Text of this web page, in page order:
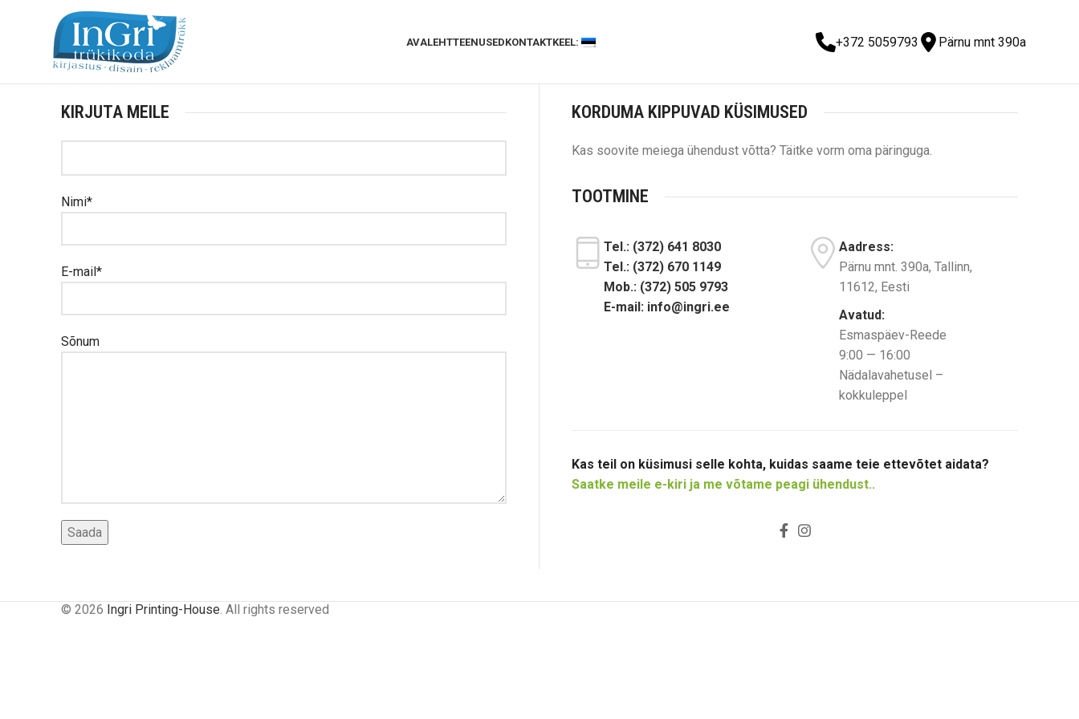
AVALEHTTEENUSEDKONTAKTKEEL: +372 5059793 Pärnu mnt 390a
KIRJUTA MEILE
Nimi*
E-mail*
Sõnum
KORDUMA KIPPUVAD KÜSIMUSED
Kas soovite meiega ühendust võtta? Täitke vorm oma päringuga.
TOOTMINE
Tel.: (372) 641 8030
Tel.: (372) 670 1149
Mob.: (372) 505 9793
E-mail: info@ingri.ee
Aadress:
Pärnu mnt. 390a, Tallinn,
11612, Eesti
Avatud:
Esmaspäev-Reede
9:00 — 16:00
Nädalavahetusel –
kokkuleppel
Kas teil on küsimusi selle kohta, kuidas saame teie ettevõtet aidata?
Saatke meile e-kiri ja me võtame peagi ühendust..
© 2026 Ingri Printing-House. All rights reserved